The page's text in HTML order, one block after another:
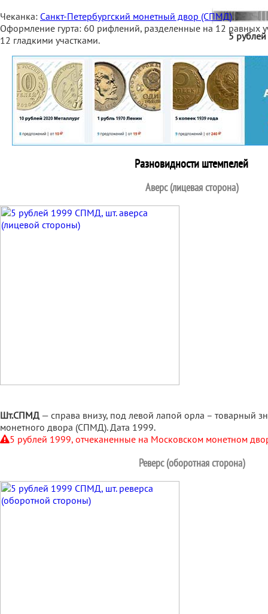
5
Чеканка: Санкт-Петербургский монетный двор (СПМД).
Оформление гурта: 60 рифлений, разделенные на 12 равных
12 гладкими участками.
Разновидности штемпелей
Аверс (лицевая сторона)
Шт.СПМД — справа внизу, под левой лапой орла – товарный
монетного двора (СПМД). Дата 1999.
5 рублей 1999, отчеканенные на Московском монетном
Реверс (оборотная сторона)